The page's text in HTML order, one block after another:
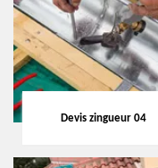
Devis zingueur 04